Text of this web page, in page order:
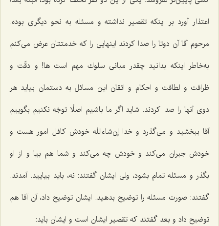
اعتذار آورد بر اینكه تقصیر نداشته و مسئله به نحو دیگری بوده.
مرحوم آقا آن دوتا را صدا كردند اینهایی را كه خدمتتان عرض می‌كنم
به‌خاطر اینكه بدانید چقدر مبانی سلوك مهم است ها! و دقّت و
ظرافت و لطافت و احكام و اتقان این مسائل به دستمان بیاید هر
دوی آنها را صدا كردند. شاید اگر ما باشیم اصلًا توجّه نكنیم بگوییم
آقا ببخشید و می‌گذرد و خدا إن‌شاءاللَه خودش كافل امور هست و
خودش جبران می‌كند و خودش چه می‌كند و شما هم بیا و از او
بگذر و مسئله تمام بشود، ولی ایشان گفتند: نه، باید بیایید. آمدند.
گفتند: صورت مسئله را توضیح بدهید. ایشان توضیح داد، آن آقا هم
توضیح داد و بعد گفتند كه تقصیر ایشان است و ایشان باید: